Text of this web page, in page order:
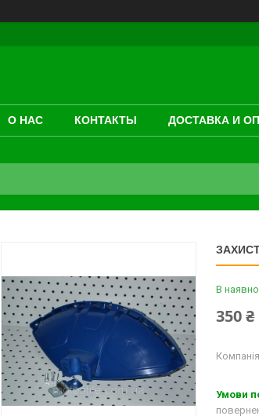
О НАС КОНТАКТЫ ДОСТАВКА И
В
350 ₴